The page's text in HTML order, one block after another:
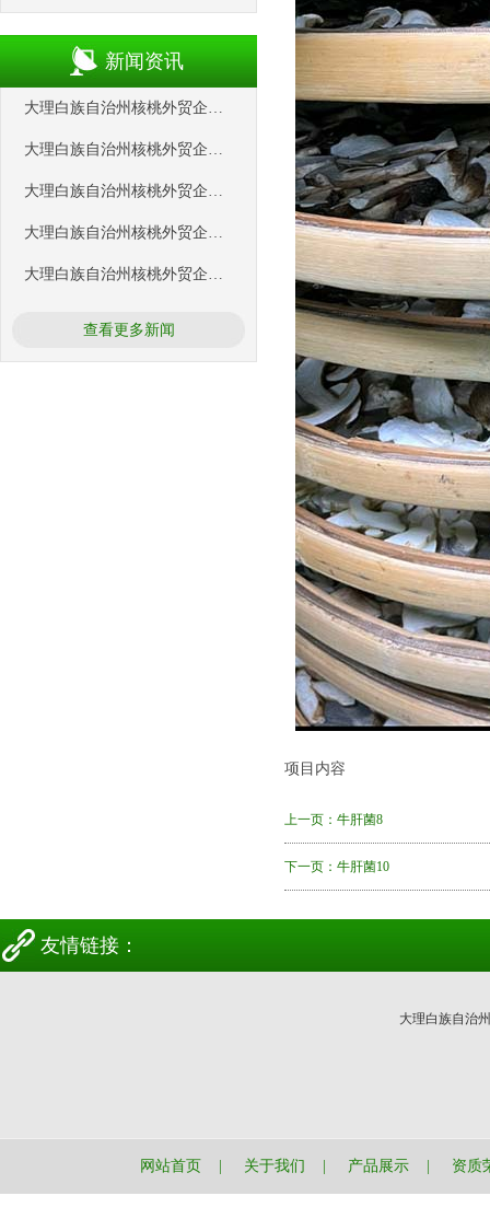
新闻资讯
大理白族自治州核桃外贸企业协会
大理白族自治州核桃外贸企业协会
大理白族自治州核桃外贸企业协会
大理白族自治州核桃外贸企业协会
大理白族自治州核桃外贸企业协会
查看更多新闻
项目内容
上一页： 牛肝菌8
下一页： 牛肝菌10
友情链接：
大理白族自治
网站首页 关于我们 产品展示 资质